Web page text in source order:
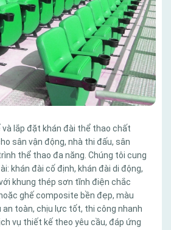
và lắp đặt khán đài thể thao chất
sân vận động, nhà thi đấu, sân
thể thao đa năng. Chúng tôi cung
khán đài cố định, khán đài di động,
khung thép sơn tĩnh điện chắc
ghế composite bền đẹp, màu
an toàn, chịu lực tốt, thi công nhanh
vụ thiết kế theo yêu cầu, đáp ứng